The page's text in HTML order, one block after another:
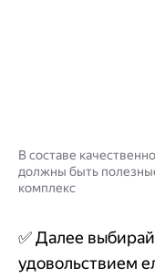
В составе
должны быть
комплекс
✅ Далее
удовольствием